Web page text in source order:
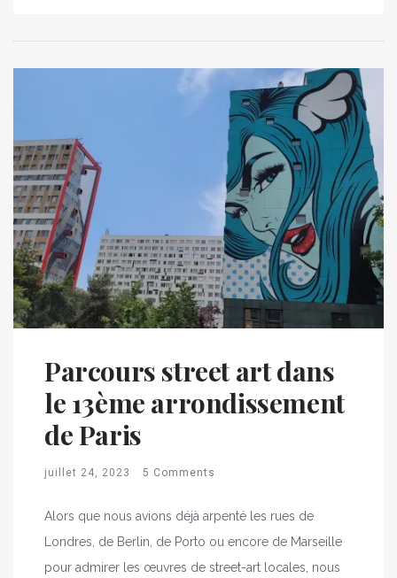
Parcours street art dans
le 13ème arrondissement
de Paris
juillet 24, 2023 5 Comments
Alors que nous avions déjà arpenté les rues de
Londres, de Berlin, de Porto ou encore de Marseille
pour admirer les œuvres de street-art locales, nous